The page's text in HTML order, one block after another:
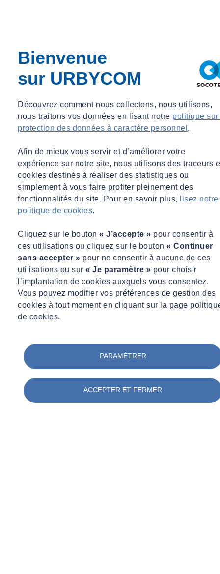
Nos solutions
En savoir plus
Bienvenue
sur URBYCOM
Découvrez comment nous collectons, nous utilisons,
nous traitons vos données en lisant notre politique sur
protection des données à caractère personnel .
Afin de mieux vous servir et d’améliorer votre
expérience sur notre site, nous utilisons des traceurs
cookies destinés à réaliser des statistiques ou
simplement à vous faire profiter pleinement des
fonctionnalités du site. Pour en savoir plus,
lisez notre
politique de cookies.
Cliquez sur le bouton « J’accepte » pour consentir à
ces utilisations ou cliquez sur le bouton « Continuer
sans accepter » pour ne consentir à aucune de ces
utilisations ou sur « Je paramètre » pour choisir
l’implantation de cookies auxquels vous consentez.
Vous pouvez modifier vos préférences de gestion des
cookies à tout moment en cliquant sur la page
de cookies.
PARAMÉTRER
ACCEPTER ET FERMER